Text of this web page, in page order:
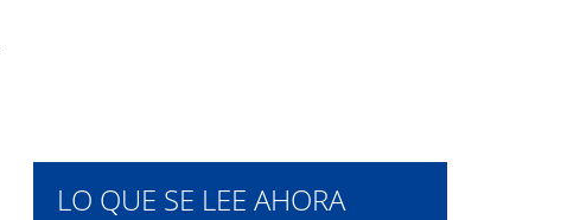
LO QUE SE LEE AHORA